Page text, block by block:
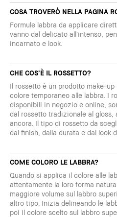
COSA TROVERÒ NELLA PAGINA
Formule labbra da applicare
vanno dal delicato all’intenso,
incarnato e look.
CHE COS’È IL ROSSETTO?
Il rossetto è un prodotto make-
colore temporaneo alle labbra. I
disponibili in negozio e online,
dal rossetto tradizionale al gloss,
ancora. Il tipo di rossetto da
dal finish, dalla durata e dal look
COME COLORO LE LABBRA?
Quando si applica il colore alle
attentamente la loro forma
maggiore volume sul labbro
altro tipo. Inizia delineando le
poi il colore scelto sul labbro